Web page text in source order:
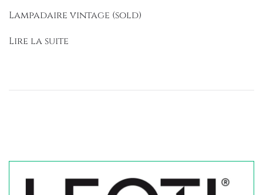
Lampadaire vintage (sold)
Lire la suite